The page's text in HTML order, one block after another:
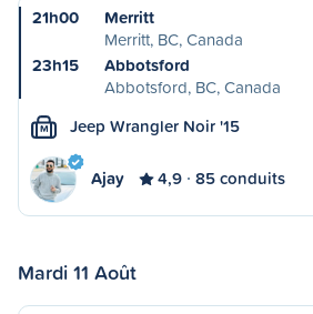
21h00
Merritt
Merritt, BC, Canada
23h15
Abbotsford
Abbotsford, BC, Canada
M Jeep Wrangler Noir '15
Ajay 4,9 85 conduits
Mardi 11 Août